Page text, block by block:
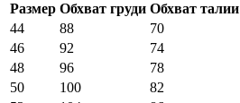
Размер Обхват груди Обхват талии
44
88 70
46
92 74
48
96 78
50
100 82